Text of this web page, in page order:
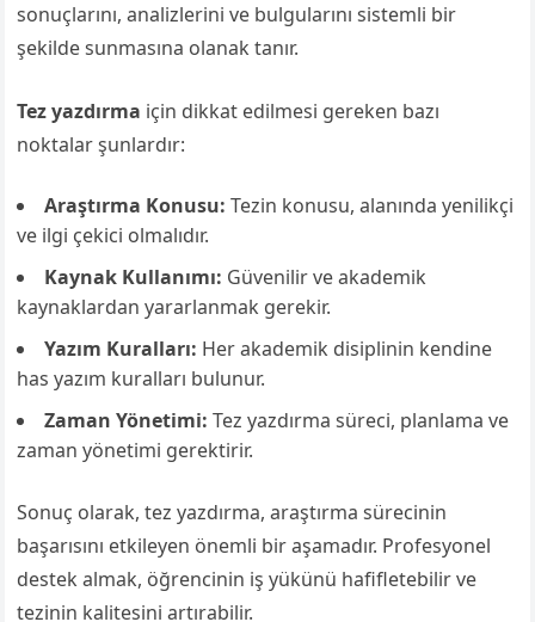
sonuçlarını, analizlerini ve bulgularını sistemli bir
şekilde sunmasına olanak tanır.
Tez yazdırma için dikkat edilmesi gereken bazı
noktalar şunlardır:
Araştırma Konusu: Tezin konusu, alanında yenilikçi
ve ilgi çekici olmalıdır.
Kaynak Kullanımı: Güvenilir ve akademik
kaynaklardan yararlanmak gerekir.
Yazım Kuralları: Her akademik disiplinin kendine
has yazım kuralları bulunur.
Zaman Yönetimi: Tez yazdırma süreci, planlama ve
zaman yönetimi gerektirir.
Sonuç olarak, tez yazdırma, araştırma sürecinin
başarısını etkileyen önemli bir aşamadır. Profesyonel
destek almak, öğrencinin iş yükünü hafifletebilir ve
tezinin kalitesini artırabilir.